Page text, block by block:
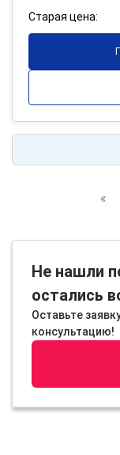
Старая цена:
«
Не нашли
остались
Оставьте
консультацию!